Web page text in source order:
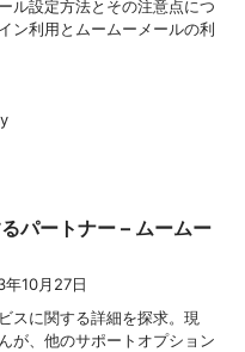
ル設定方法とその注意点につ
ン利用とムームーメールの利
パートナー – ムームー
10月27日
スに関する詳細を探求。現
が、他のサポートオプション